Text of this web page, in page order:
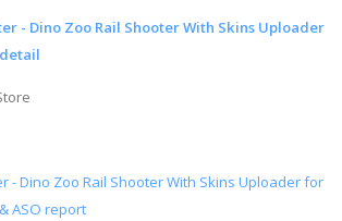
- Dino Zoo Rail Shooter With Skins Uploader
- Dino Zoo Rail Shooter With Skins Uploader for
ASO report